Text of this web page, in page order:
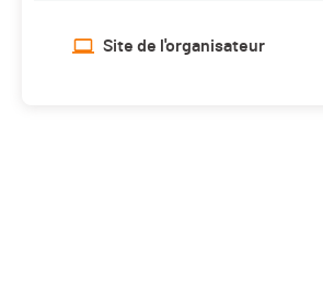
Site de l'organisateur